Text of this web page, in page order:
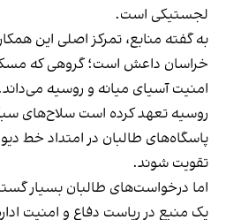
لجستیکی است.
به گفته منابع، تمرکز اصلی این
خراسان داعش است؛ گروهی که
امنیت آسیای میانه و روسیه
روسیه تعهد کرده است سلاح‌های
پاسگاه‌های طالبان در امتداد خط
تقویت شوند.
اما درخواست‌های طالبان بسیار
یک منبع در ریاست دفاع و امنیت